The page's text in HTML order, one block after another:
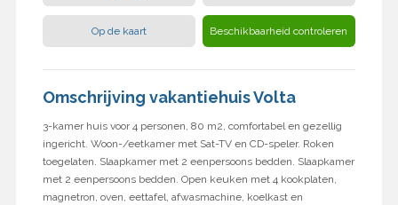
Op de kaart Beschikbaarheid controleren
Omschrijving vakantiehuis Volta
3-kamer huis voor 4 personen, 80 m2, comfortabel en gezellig
ingericht. Woon-/eetkamer met Sat-TV en CD-speler. Roken
toegelaten. Slaapkamer met 2 eenpersoons bedden. Slaapkamer
met 2 eenpersoons bedden. Open keuken met 4 kookplaten,
magnetron, oven, eettafel, afwasmachine, koelkast en